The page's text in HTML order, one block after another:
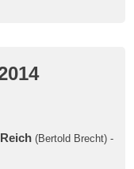
(Bertold Brecht) -